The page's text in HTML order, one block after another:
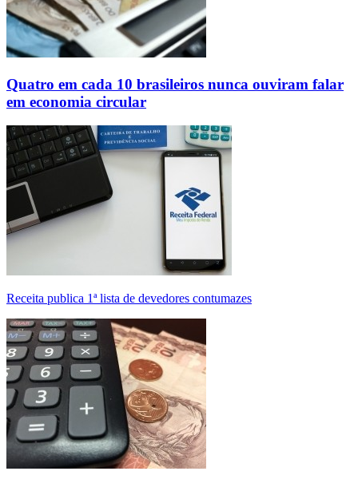
Quatro em cada 10 brasileiros nunca ouviram falar
em economia circular
Receita publica 1ª lista de devedores contumazes